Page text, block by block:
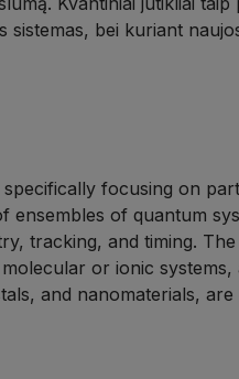
sistemas, bei kuriant
focusing on
ensembles of quantum
tracking, and timing.
or ionic systems,
and nanomaterials, are